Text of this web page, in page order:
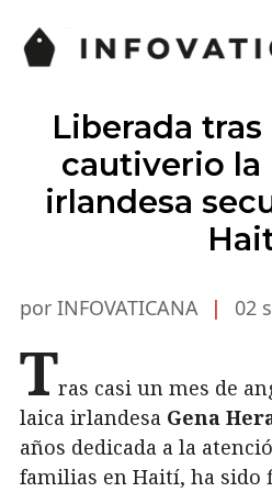
Liberada
cautiverio la
irlandesa
por INFOVATICANA | 02
Tras casi un mes de
laica irlandesa Gena
años dedicada a la
familias en Haití, ha sido